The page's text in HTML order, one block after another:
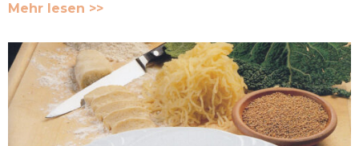
Mehr lesen >>